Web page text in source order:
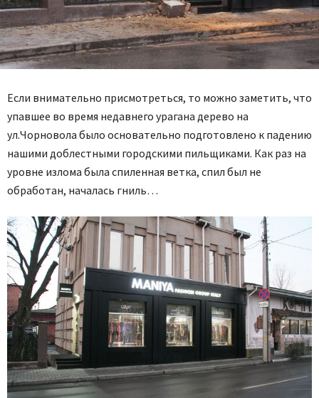
Если внимательно присмотреться, то можно заметить, что
упавшее во время недавнего урагана дерево на
ул.Чорновола было основательно подготовлено к падению
нашими доблестными городскими пильщиками. Как раз на
уровне излома была спиленная ветка, спил был не
обработан, началась гниль…